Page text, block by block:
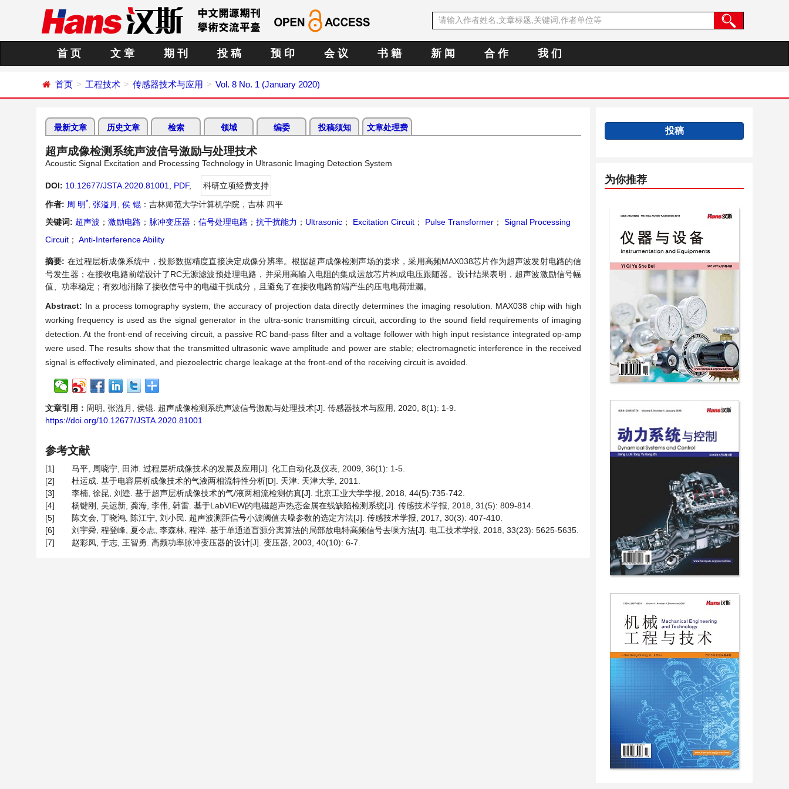
首 页 文 章 期 刊 投 稿 预 印 会 议 书 籍 新 闻 合 作 我 们
首页 工程技术 传感器技术与应用 Vol. 8 No. 1 (January 2020)
最新文章 历史文章 检索 领域 编委 投稿须知 文章处理费
超声成像检测系统声波信号激励与处理技术
Acoustic Signal Excitation and Processing Technology in Ultrasonic Imaging Detection System
DOI: 10.12677/JSTA.2020.81001 PDF,
科研立项经费支持
作者: 周 明* 张溢月 侯 锟 ：吉林师范大学计算机学院，吉林 四平
关键词: 超声波 ； 激励电路 ； 脉冲变压器 ； 信号处理电路 ； 抗干扰能力 ； Ultrasonic ； Excitation Circuit ； Pulse Transformer ；
Signal Processing
Circuit ； Anti-Interference Ability
摘要: 在过程层析成像系统中，投影数据精度直接决定成像分辨率。根据超声成像检测声场的要求，采用高频MAX038芯片作为超声波发射电路的信
号发生器；在接收电路前端设计了RC无源滤波预处理电路，并采用高输入电阻的集成运放芯片构成电压跟随器。设计结果表明，超声波激励信号幅
值、功率稳定；有效地消除了接收信号中的电磁干扰成分，且避免了在接收电路前端产生的压电电荷泄漏。
Abstract: In a process tomography system, the accuracy of projection data directly determines the imaging resolution. MAX038 chip with high
working frequency is used as the signal generator in the ultra-sonic transmitting circuit, according to the sound field requirements of imaging
detection. At the front-end of receiving circuit, a passive RC band-pass filter and a voltage follower with high input resistance integrated op-amp
were used. The results show that the transmitted ultrasonic wave amplitude and power are stable; electromagnetic interference in the received
signal is effectively eliminated, and piezoelectric charge leakage at the front-end of the receiving circuit is avoided.
文章引用： 周明, 张溢月, 侯锟. 超声成像检测系统声波信号激励与处理技术[J]. 传感器技术与应用, 2020, 8(1): 1-9.
https://doi.org/10.12677/JSTA.2020.81001
参考文献
[1]
马平, 周晓宁, 田沛. 过程层析成像技术的发展及应用[J]. 化工自动化及仪表, 2009, 36(1): 1-5.
[2]
杜运成. 基于电容层析成像技术的气液两相流特性分析[D]. 天津: 天津大学, 2011.
[3]
李楠, 徐昆, 刘逵. 基于超声层析成像技术的气/液两相流检测仿真[J]. 北京工业大学学报, 2018, 44(5):735-742.
[4]
杨键刚, 吴运新, 龚海, 李伟, 韩雷. 基于LabVIEW的电磁超声热态金属在线缺陷检测系统[J]. 传感技术学报, 2018, 31(5): 809-814.
[5]
陈文会, 丁晓鸿, 陈江宁, 刘小民. 超声波测距信号小波阈值去噪参数的选定方法[J]. 传感技术学报, 2017, 30(3): 407-410.
[6]
刘宇舜, 程登峰, 夏令志, 李森林, 程洋. 基于单通道盲源分离算法的局部放电特高频信号去噪方法[J]. 电工技术学报, 2018, 33(23): 5625-5635.
[7]
赵彩凤, 于志, 王智勇. 高频功率脉冲变压器的设计[J]. 变压器, 2003, 40(10): 6-7.
投稿
为你推荐